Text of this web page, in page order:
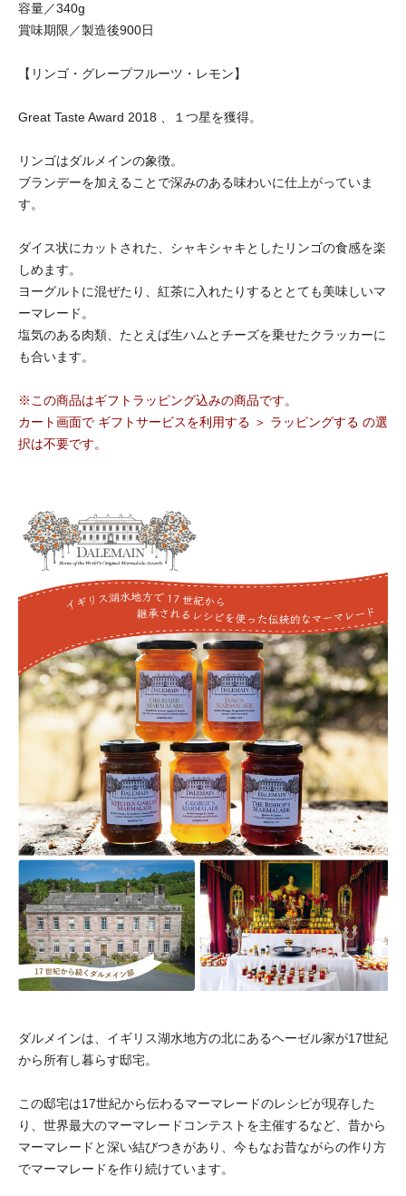
容量／340g
賞味期限／製造後900日
【リンゴ・グレープフルーツ・レモン】
Great Taste Award 2018 、１つ星を獲得。
リンゴはダルメインの象徴。
ブランデーを加えることで深みのある味わいに仕上がっていま
す。
ダイス状にカットされた、シャキシャキとしたリンゴの食感を楽
しめます。
ヨーグルトに混ぜたり、紅茶に入れたりするととても美味しいマ
ーマレード。
塩気のある肉類、たとえば生ハムとチーズを乗せたクラッカーに
も合います。
※この商品はギフトラッピング込みの商品です。
カート画面で ギフトサービスを利用する ＞ ラッピングする の選
択は不要です。
ダルメインは、イギリス湖水地方の北にあるヘーゼル家が17世紀
から所有し暮らす邸宅。
この邸宅は17世紀から伝わるマーマレードのレシピが現存した
り、世界最大のマーマレードコンテストを主催するなど、昔から
マーマレードと深い結びつきがあり、今もなお昔ながらの作り方
でマーマレードを作り続けています。